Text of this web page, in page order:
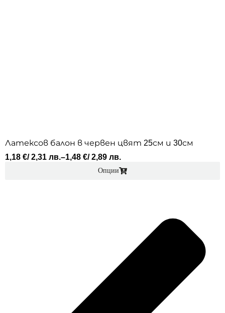
Латексов балон в червен цвят 25см и 30см
1,18 €/ 2,31 лв.–1,48 €/ 2,89 лв.
Опции